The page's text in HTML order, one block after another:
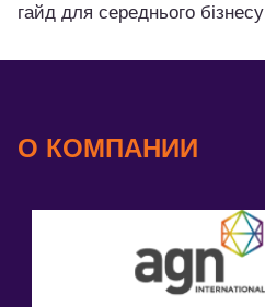
гайд для середнього бізнесу
О КОМПАНИИ